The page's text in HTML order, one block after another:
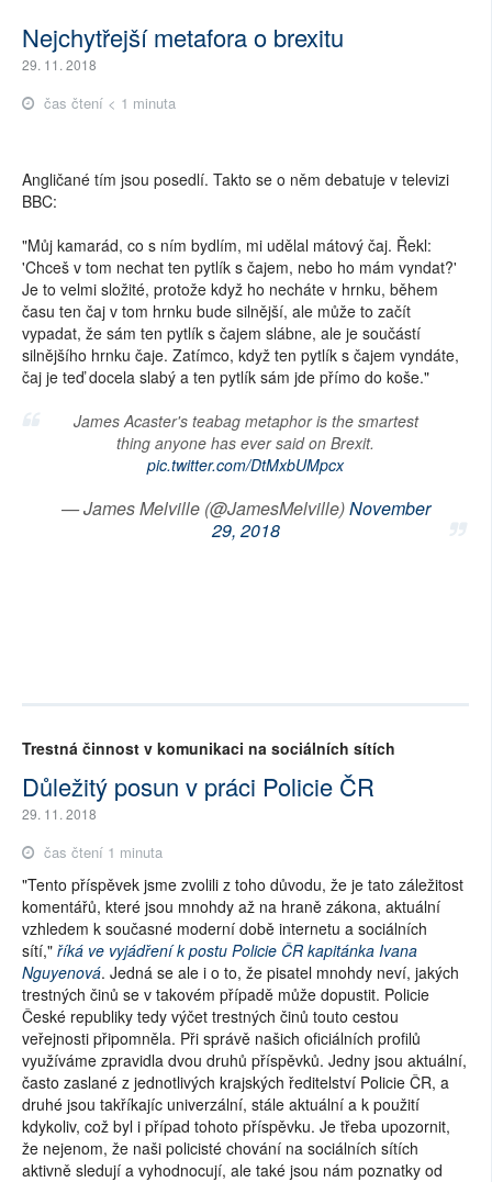
Nejchytřejší metafora o brexitu
29. 11. 2018
čas čtení < 1 minuta
Angličané tím jsou posedlí. Takto se o něm debatuje v televizi
BBC:
"Můj kamarád, co s ním bydlím, mi udělal mátový čaj. Řekl:
'Chceš v tom nechat ten pytlík s čajem, nebo ho mám vyndat?'
Je to velmi složité, protože když ho necháte v hrnku, během
času ten čaj v tom hrnku bude silnější, ale může to začít
vypadat, že sám ten pytlík s čajem slábne, ale je součástí
silnějšího hrnku čaje. Zatímco, když ten pytlík s čajem vyndáte,
čaj je teď docela slabý a ten pytlík sám jde přímo do koše."
James Acaster's teabag metaphor is the smartest
thing anyone has ever said on Brexit.
pic.twitter.com/DtMxbUMpcx
— James Melville (@JamesMelville)November
29, 2018
Trestná činnost v komunikaci na sociálních sítích
Důležitý posun v práci Policie ČR
29. 11. 2018
čas čtení 1 minuta
"Tento příspěvek jsme zvolili z toho důvodu, že je tato záležitost
komentářů, které jsou mnohdy až na hraně zákona, aktuální
vzhledem k současné moderní době internetu a sociálních
sítí," říká ve vyjádření k postu Policie ČR kapitánka Ivana
Nguyenová. Jedná se ale i o to, že pisatel mnohdy neví, jakých
trestných činů se v takovém případě může dopustit. Policie
České republiky tedy výčet trestných činů touto cestou
veřejnosti připomněla. Při správě našich oficiálních profilů
využíváme zpravidla dvou druhů příspěvků. Jedny jsou aktuální,
často zaslané z jednotlivých krajských ředitelství Policie ČR, a
druhé jsou takříkajíc univerzální, stále aktuální a k použití
kdykoliv, což byl i případ tohoto příspěvku. Je třeba upozornit,
že nejenom, že naši policisté chování na sociálních sítích
aktivně sledují a vyhodnocují, ale také jsou nám poznatky od